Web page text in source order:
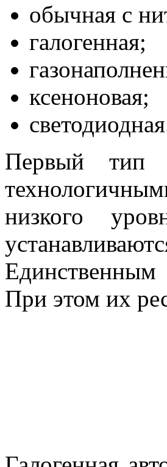
обычная с
галогенная;
ксеноновая;
Первый тип
низкого
Единственным
При этом их